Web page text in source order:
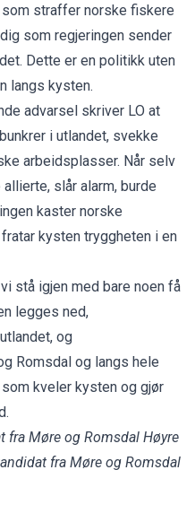
straffer norske fiskere
som regjeringen sender
Dette er en politikk uten
langs kysten.
advarsel skriver LO at
i utlandet, svekke
arbeidsplasser. Når selv
slår alarm, burde
kaster norske
kysten tryggheten i en
stå igjen med bare noen få
legges ned,
og
Romsdal og langs hele
kveler kysten og gjør
Møre og Romsdal Høyre
fra Møre og Romsdal